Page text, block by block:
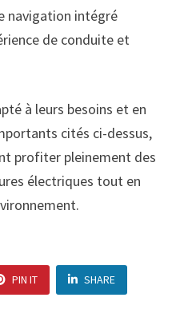
navigation intégré
de conduite et
à leurs besoins et en
cités ci-dessus,
profiter pleinement des
électriques tout en
PIN IT SHARE